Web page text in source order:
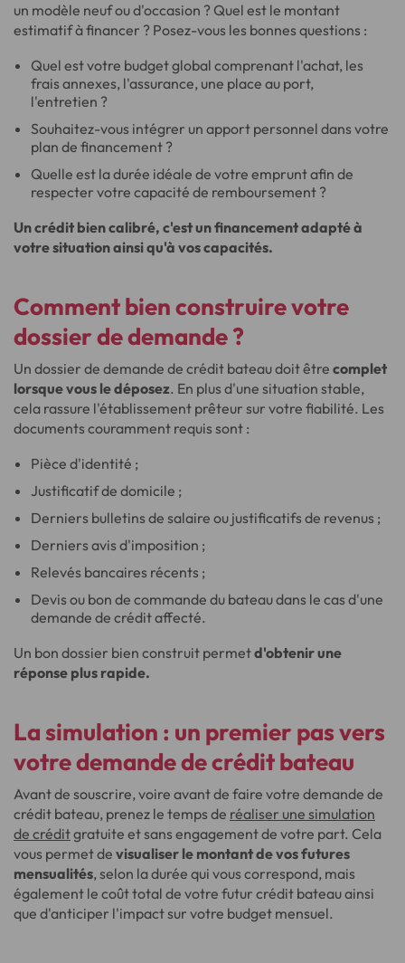
un modèle neuf ou d'occasion ? Quel est le montant
estimatif à financer ? Posez-vous les bonnes questions :
Quel est votre budget global comprenant l'achat, les
frais annexes, l'assurance, une place au port,
l'entretien ?
Souhaitez-vous intégrer un apport personnel dans votre
plan de financement ?
Quelle est la durée idéale de votre emprunt afin de
respecter votre capacité de remboursement ?
Un crédit bien calibré, c'est un financement adapté à
votre situation ainsi qu'à vos capacités.
Comment bien construire votre
dossier de demande ?
Un dossier de demande de crédit bateau doit être complet
lorsque vous le déposez. En plus d'une situation stable,
cela rassure l'établissement prêteur sur votre fiabilité. Les
documents couramment requis sont :
Pièce d'identité ;
Justificatif de domicile ;
Derniers bulletins de salaire ou justificatifs de revenus ;
Derniers avis d'imposition ;
Relevés bancaires récents ;
Devis ou bon de commande du bateau dans le cas d'une
demande de crédit affecté.
Un bon dossier bien construit permetd'obtenir une
réponse plus rapide.
La simulation : un premier pas vers
votre demande de crédit bateau
Avant de souscrire, voire avant de faire votre demande de
crédit bateau, prenez le temps de réaliser une simulation
de créditgratuite et sans engagement de votre part. Cela
vous permet de visualiser le montant de vos futures
mensualités, selon la durée qui vous correspond, mais
également le coût total de votre futur crédit bateau ainsi
que d'anticiper l'impact sur votre budget mensuel.